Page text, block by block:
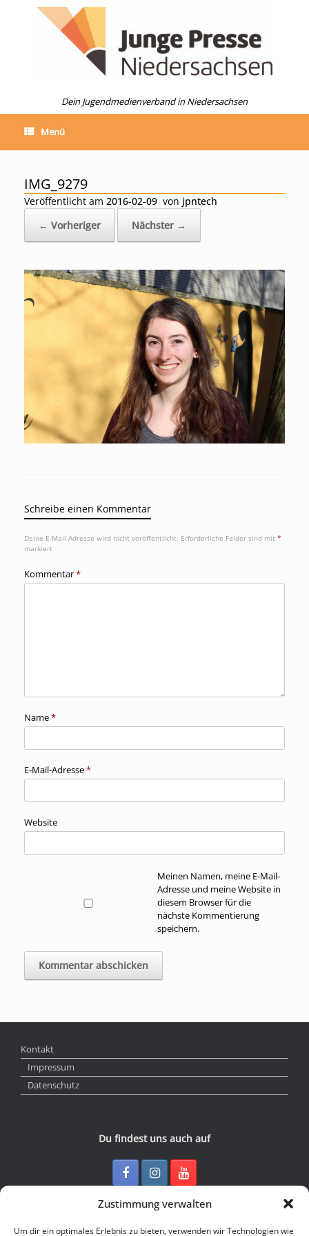
Zustimmung verwalten
Um dir ein optimales Erlebnis zu bieten, verwenden wir Technologien wie
Dein Jugendmedienverband in Niedersachsen
Menü
IMG_9279
Veröffentlicht am 2016-02-09 von jpntech
← Vorheriger
Nächster →
Schreibe einen Kommentar
Deine E-Mail-Adresse wird nicht veröffentlicht. Erforderliche Felder sind mit *
markiert
Kommentar*
Name*
E-Mail-Adresse*
Website
Meinen Namen, meine E-Mail-
Adresse und meine Website in
diesem Browser für die
nächste Kommentierung
speichern.
Kontakt
Impressum
Datenschutz
Du findest uns auch auf
Kontakt